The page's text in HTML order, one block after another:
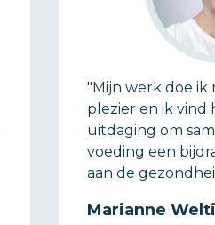
"Mijn werk doe ik
plezier en ik vind
uitdaging om
voeding een
aan de
Marianne